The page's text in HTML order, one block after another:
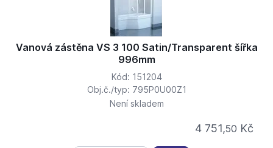
Vanová zástěna VS 3 100 Satin/Transparent šířka
996mm
Kód: 151204
Obj.č./typ: 795P0U00Z1
Není skladem
4 751,50 Kč